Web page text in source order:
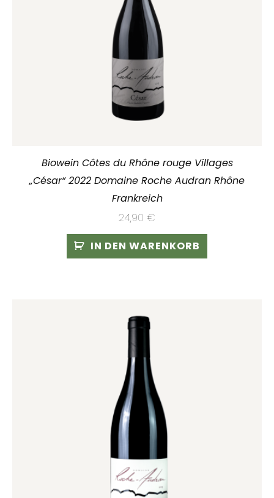
Biowein Côtes du Rhône rouge Villages
„César“ 2022 Domaine Roche Audran Rhône
Frankreich
24,90 €
IN DEN WARENKORB